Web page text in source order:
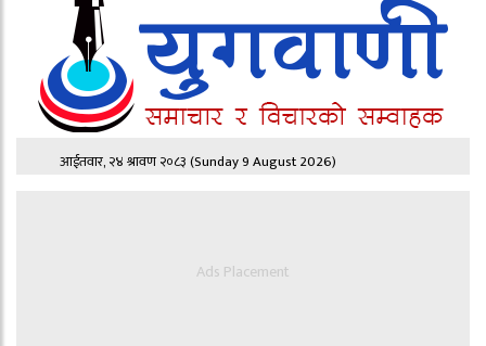
आईतवार, २४ श्रावण २०८३(Sunday 9 August 2026)
Ads Placement